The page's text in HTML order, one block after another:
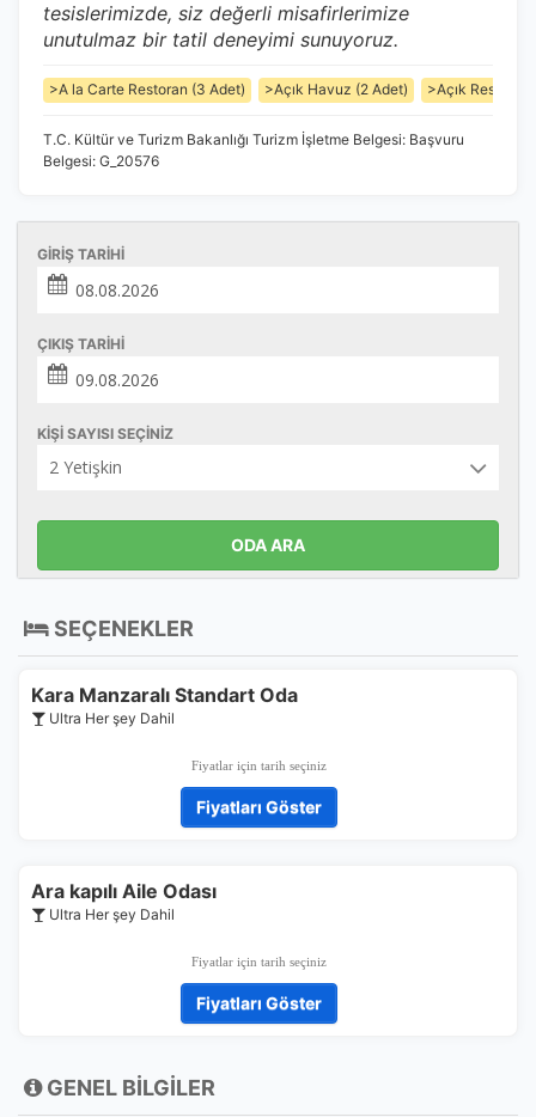
tesislerimizde, siz değerli misafirlerimize
unutulmaz bir tatil deneyimi sunuyoruz.
>A la Carte Restoran (3 Adet) >Açık Havuz (2 Adet) >Açık Restoran
T.C. Kültür ve Turizm Bakanlığı Turizm İşletme Belgesi: Başvuru
Belgesi: G_20576
GIRIŞ TARIHI
ÇIKIŞ TARIHI
KIŞI SAYISI SEÇINIZ
ODA ARA
SEÇENEKLER
Kara Manzaralı Standart Oda
Ultra Her şey Dahil
Fiyatlar için tarih seçiniz
Fiyatları Göster
Ara kapılı Aile Odası
Ultra Her şey Dahil
Fiyatlar için tarih seçiniz
Fiyatları Göster
GENEL BİLGİLER